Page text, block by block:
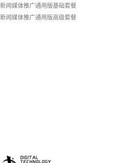
新闻媒体推广通用版基础套餐
新闻媒体推广通用版高级套餐